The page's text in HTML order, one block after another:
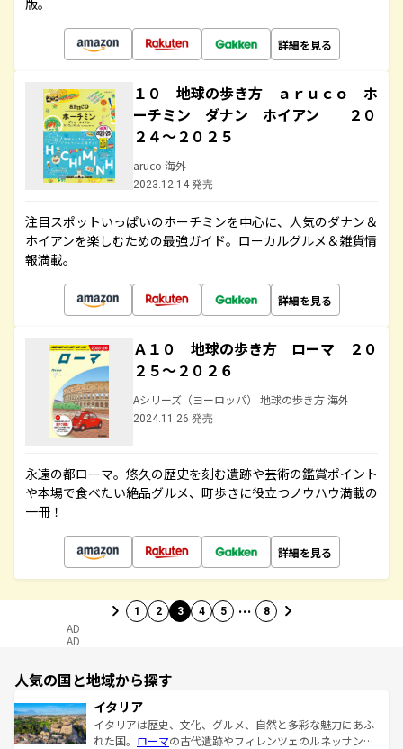
版。
詳細を見る
１０ 地球の歩き方 ａｒｕｃｏ ホ
ーチミン ダナン ホイアン ２０
２４～２０２５
aruco 海外
2023.12.14 発売
注目スポットいっぱいのホーチミンを中心に、人気のダナン＆
ホイアンを楽しむための最強ガイド。ローカルグルメ＆雑貨情
報満載。
詳細を見る
Ａ１０ 地球の歩き方 ローマ ２０
２５～２０２６
Aシリーズ（ヨーロッパ） 地球の歩き方 海外
2024.11.26 発売
永遠の都ローマ。悠久の歴史を刻む遺跡や芸術の鑑賞ポイント
や本場で食べたい絶品グルメ、町歩きに役立つノウハウ満載の
一冊！
詳細を見る
1 2 3 4 5 … 8
AD
AD
人気の国と地域から探す
イタリア
イタリアは歴史、文化、グルメ、自然と多彩な魅力にあふ
れた国。 ローマの古代遺跡やフィレンツェのルネッサンス